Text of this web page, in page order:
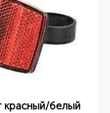
красный/белый